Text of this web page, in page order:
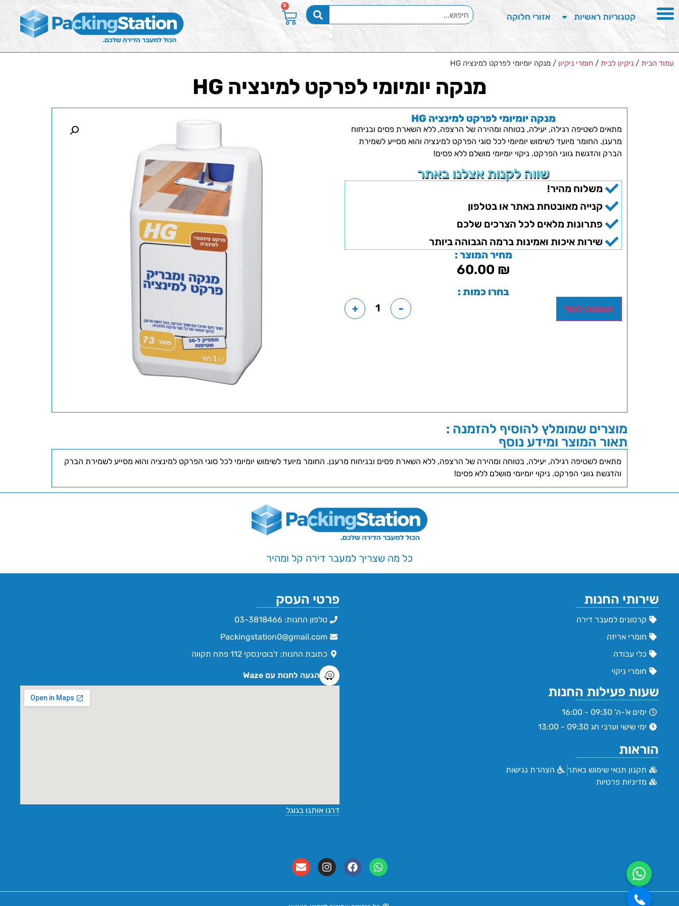
קטגוריות ראשיות אזורי חלוקה
0
עמוד הבית / ניקיון לבית / חומרי ניקיון / מנקה יומיומי לפרקט למינציה HG
מנקה יומיומי לפרקט למינציה HG
מנקה יומיומי לפרקט למינציה HG
מתאים לשטיפה רגילה, יעילה, בטוחה ומהירה של הרצפה, ללא השארת פסים ובניחוח
מרענן. החומר מיועד לשימוש יומיומי לכל סוגי הפרקט למינציה והוא מסייע לשמירת
הברק והדגשת גווני הפרקט. ניקוי יומיומי מושלם ללא פסים!
שווה לקנות אצלנו באתר
משלוח מהיר!
קנייה מאובטחת באתר או בטלפון
פתרונות מלאים לכל הצרכים שלכם
שירות איכות ואמינות ברמה הגבוהה ביותר
מחיר המוצר :
60.00 ₪
בחרו כמות :
-
+ הוספה לסל
מוצרים שמומלץ להוסיף להזמנה :
תאור המוצר ומידע נוסף
מתאים לשטיפה רגילה, יעילה, בטוחה ומהירה של הרצפה, ללא השארת פסים ובניחוח מרענן. החומר מיועד לשימוש יומיומי לכל סוגי הפרקט למינציה והוא מסייע לשמירת הברק
והדגשת גווני הפרקט. ניקוי יומיומי מושלם ללא פסים!
כל מה שצריך למעבר דירה קל ומהיר
שירותי החנות
קרטונים למעבר דירה
חומרי אריזה
כלי עבודה
חומרי ניקוי
פרטי העסק
טלפון החנות: 03-3818466
Packingstation0@gmail.com
כתובת החנות: ז'בוטינסקי 112 פתח תקווה
הגעה לחנות עם Waze
שעות פעילות החנות
ימים א'-ה' 09:30 - 16:00
ימי שישי וערבי חג 09:30 - 13:00
הוראות
תקנון תנאי שימוש באתר
הצהרת נגישות
מדיניות פרטיות
דרגו אותנו בגוגל